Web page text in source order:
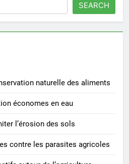
SEARCH
naturelle des aliments
économes en eau
l’érosion des sols
contre les parasites agricoles